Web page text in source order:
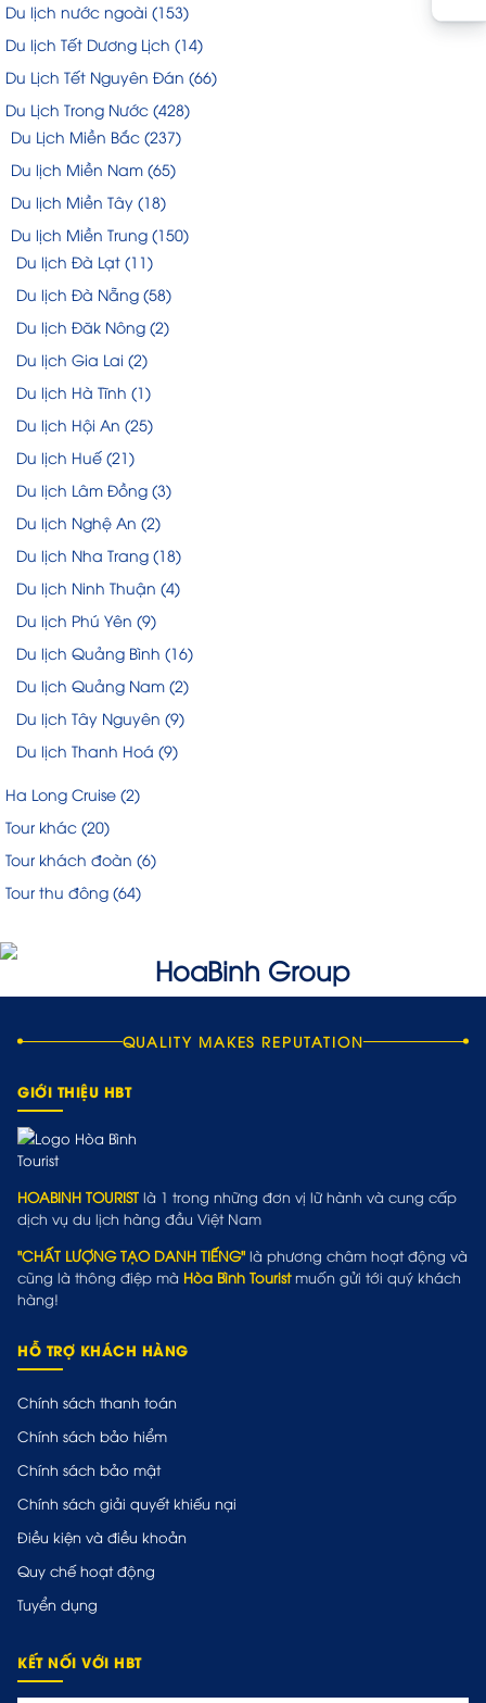
Du lịch nước ngoài (153)
Du lịch Tết Dương Lịch (14)
Du Lịch Tết Nguyên Đán (66)
Du Lịch Trong Nước (428)
Du Lịch Miền Bắc (237)
Du lịch Miền Nam (65)
Du lịch Miền Tây (18)
Du lịch Miền Trung (150)
Du lịch Đà Lạt (11)
Du lịch Đà Nẵng (58)
Du lịch Đăk Nông (2)
Du lịch Gia Lai (2)
Du lịch Hà Tĩnh (1)
Du lịch Hội An (25)
Du lịch Huế (21)
Du lịch Lâm Đồng (3)
Du lịch Nghệ An (2)
Du lịch Nha Trang (18)
Du lịch Ninh Thuận (4)
Du lịch Phú Yên (9)
Du lịch Quảng Bình (16)
Du lịch Quảng Nam (2)
Du lịch Tây Nguyên (9)
Du lịch Thanh Hoá (9)
Ha Long Cruise (2)
Tour khác (20)
Tour khách đoàn (6)
Tour thu đông (64)
QUALITY MAKES REPUTATION
GIỚI THIỆU HBT
HOABINH TOURIST là 1 trong những đơn vị lữ hành và cung cấp
dịch vụ du lịch hàng đầu Việt Nam
"CHẤT LƯỢNG TẠO DANH TIẾNG" là phương châm hoạt động và
cũng là thông điệp mà Hòa Bình Touristmuốn gửi tới quý khách
hàng!
HỖ TRỢ KHÁCH HÀNG
Chính sách thanh toán
Chính sách bảo hiểm
Chính sách bảo mật
Chính sách giải quyết khiếu nại
Điều kiện và điều khoản
Quy chế hoạt động
Tuyển dụng
KẾT NỐI VỚI HBT